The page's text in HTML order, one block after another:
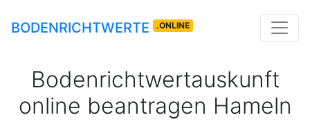
BODENRICHTWERTE .ONLINE
Bodenrichtwertauskunft
online beantragen Hameln